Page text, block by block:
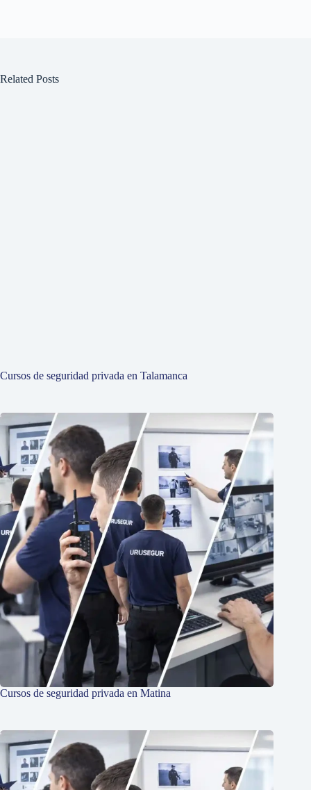
Related Posts
Cursos de seguridad privada en Talamanca
Cursos de seguridad privada en Matina